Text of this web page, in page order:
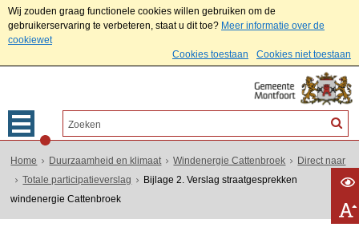
Wij zouden graag functionele cookies willen gebruiken om de
gebruikerservaring te verbeteren, staat u dit toe? Meer informatie over de
cookiewet
Cookies toestaan
Cookies niet toestaan
Home Duurzaamheid en klimaat Windenergie Cattenbroek
Direct naar
Totale participatieverslag
Bijlage 2. Verslag straatgesprekken
windenergie Cattenbroek